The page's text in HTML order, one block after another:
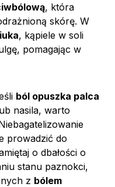
, która
skórę. W
, kąpiele w soli
pomagając w
ból opuszka palca
nasila, warto
prowadzić do
o dbałości o
stanu paznokci,
z bólem